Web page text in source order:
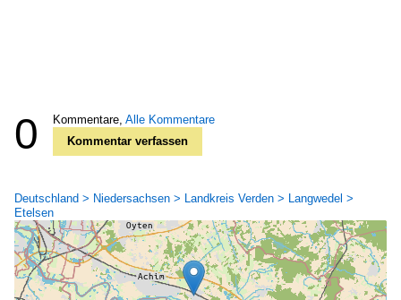
0 Kommentare, Alle Kommentare
Kommentar verfassen
Deutschland > Niedersachsen > Landkreis Verden > Langwedel >
Etelsen